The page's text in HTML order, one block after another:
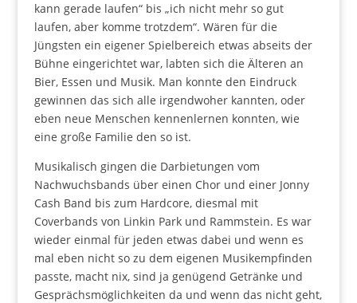
kann gerade laufen“ bis „ich nicht mehr so gut
laufen, aber komme trotzdem“. Wären für die
Jüngsten ein eigener Spielbereich etwas abseits der
Bühne eingerichtet war, labten sich die Älteren an
Bier, Essen und Musik. Man konnte den Eindruck
gewinnen das sich alle irgendwoher kannten, oder
eben neue Menschen kennenlernen konnten, wie
eine große Familie den so ist.
Musikalisch gingen die Darbietungen vom
Nachwuchsbands über einen Chor und einer Jonny
Cash Band bis zum Hardcore, diesmal mit
Coverbands von Linkin Park und Rammstein. Es war
wieder einmal für jeden etwas dabei und wenn es
mal eben nicht so zu dem eigenen Musikempfinden
passte, macht nix, sind ja genügend Getränke und
Gesprächsmöglichkeiten da und wenn das nicht geht,